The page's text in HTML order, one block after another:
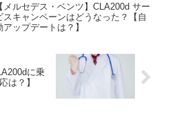
【メルセデス・ベンツ】CLA200d サー
スキャンペーンはどうなった？【自
アップデートは？】
に乗
は？】